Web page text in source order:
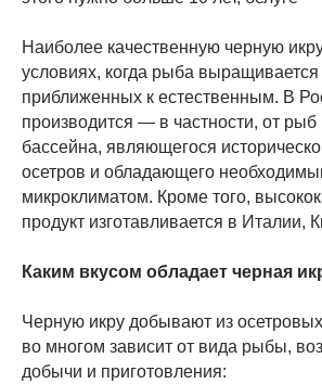
Наиболее качественную черную
условиях, когда рыба
приближенных к естественным. В
производится — в частности, от рыб
бассейна, являющегося
осетров и обладающего
микроклиматом. Кроме того,
продукт изготавливается в Италии,
Каким вкусом обладает черная
Черную икру добывают из
во многом зависит от вида рыбы,
добычи и приготовления: